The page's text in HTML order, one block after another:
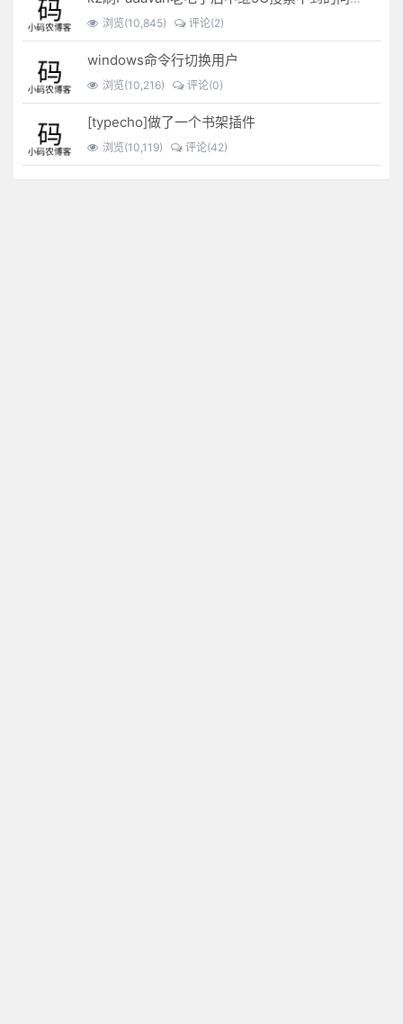
浏览(10,845) 评论(2)
windows命令行切换用户
浏览(10,216) 评论(0)
[typecho]做了一个书架插件
浏览(10,119) 评论(42)